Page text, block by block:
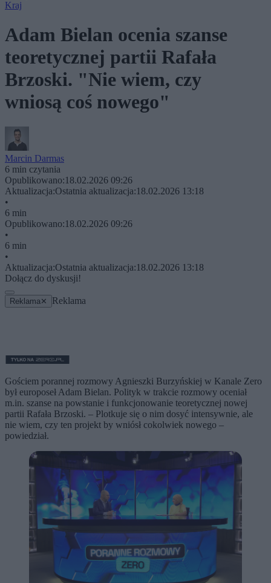
Kraj
Adam Bielan ocenia szanse
teoretycznej partii Rafała
Brzoski. "Nie wiem, czy
wniosą coś nowego"
Marcin Darmas
6 min czytania
Opublikowano:18.02.2026 09:26
Aktualizacja:Ostatnia aktualizacja:18.02.2026 13:18
•
6 min
Opublikowano:18.02.2026 09:26
•
6 min
•
Aktualizacja:Ostatnia aktualizacja:18.02.2026 13:18
Dołącz do dyskusji!
Reklama ✕ Reklama
Gościem porannej rozmowy Agnieszki Burzyńskiej w Kanale Zero
był europoseł Adam Bielan. Polityk w trakcie rozmowy oceniał
m.in. szanse na powstanie i funkcjonowanie teoretycznej nowej
partii Rafała Brzoski. – Plotkuje się o nim dosyć intensywnie, ale
nie wiem, czy ten projekt by wniósł cokolwiek nowego –
powiedział.